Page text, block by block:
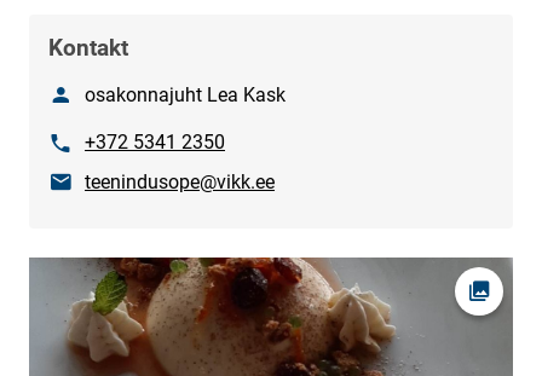
Kontakt
Nimiosakonnajuht Lea Kask
Telefon+372 5341 2350
E-postteenindusope@vikk.ee
Ava